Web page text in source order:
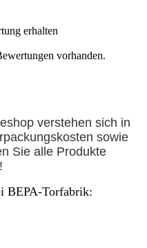
vorhanden.
verstehen sich in
sowie
Sie alle Produkte
!
BEPA-Torfabrik: